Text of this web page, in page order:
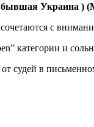
Украина )
с
категории и
судей в